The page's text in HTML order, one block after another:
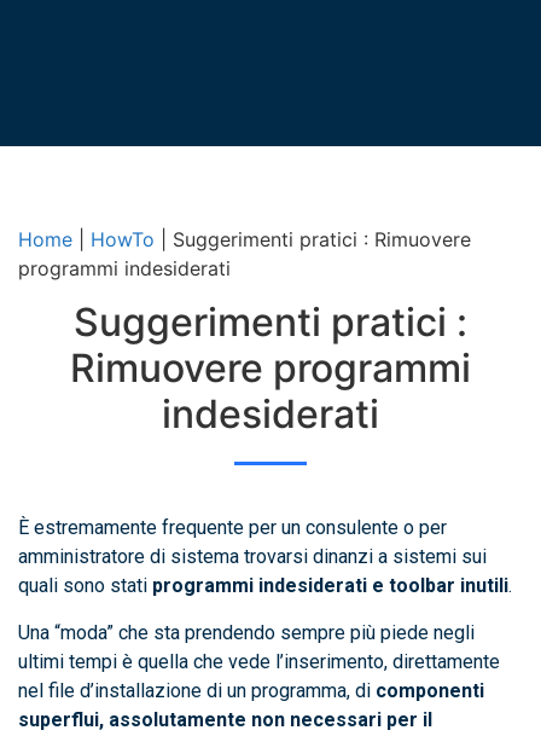
Home HowTo
Suggerimenti pratici : Rimuovere
programmi indesiderati
Suggerimenti pratici :
Rimuovere programmi
indesiderati
È estremamente frequente per un consulente o per
amministratore di sistema trovarsi dinanzi a sistemi sui
quali sono stati programmi indesiderati e toolbar inutili.
Una “moda” che sta prendendo sempre più piede negli
ultimi tempi è quella che vede l’inserimento, direttamente
nel file d’installazione di un programma, di componenti
superflui, assolutamente non necessari per il